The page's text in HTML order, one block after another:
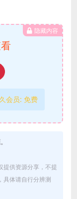
隐藏内容
会员: 免费
提供资源分享，不提
具体请自行分辨测